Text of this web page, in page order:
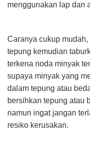
menggunakan lap dan
Caranya cukup
tepung kemudian
terkena noda minyak
supaya minyak yang
dalam tepung atau
bersihkan tepung atau
namun ingat jangan
resiko kerusakan.